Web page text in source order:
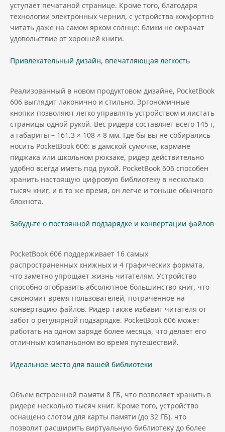
уступает печатаной странице. Кроме того, благодаря
технологии электронных чернил, с устройства комфортно
читать даже на самом ярком солнце: блики не омрачат
удовольствие от хорошей книги.
Привлекательный дизайн, впечатляющая легкость
Реализованный в новом продуктовом дизайне, PocketBook
606 выглядит лаконично и стильно. Эргономичные
кнопки позволяют легко управлять устройством и листать
страницы одной рукой. Вес ридера составляет всего 145 г,
а габариты – 161.3 × 108 × 8 мм. Где бы вы не собирались
носить PocketBook 606: в дамской сумочке, кармане
пиджака или школьном рюкзаке, ридер действительно
удобно всегда иметь под рукой. PocketBook 606 способен
хранить настоящую цифровую библиотеку в несколько
тысяч книг, и в то же время, он легче и тоньше обычного
блокнота.
Забудьте о постоянной подзарядке и конвертации файлов
PocketBook 606 поддерживает 16 самых
распространенных книжных и 4 графических формата,
что заметно упрощает жизнь читателям. Устройство
способно отобразить абсолютное большинство книг, что
сэкономит время пользователей, потраченное на
конвертацию файлов. Ридер также избавит читателя от
забот о регулярной подзарядке. PocketBook 606 может
работать на одном заряде более месяца, что делает его
отличным компаньоном во время путешествий.
Идеальное место для вашей библиотеки
Объем встроенной памяти 8 ГБ, что позволяет хранить в
ридере несколько тысяч книг. Кроме того, устройство
оснащено слотом для карты памяти (до 32 ГБ), что
позволит расширить виртуальную библиотеку до более